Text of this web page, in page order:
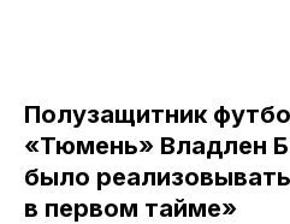
Полузащитник
«Тюмень» Владлен
было
в первом тайме»